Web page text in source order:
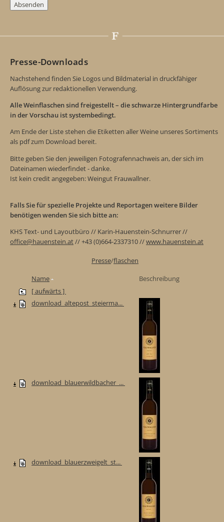
Presse-Downloads
Nachstehend finden Sie Logos und Bildmaterial in druckfähiger
Auflösung zur redaktionellen Verwendung.
Alle Weinflaschen sind freigestellt – die schwarze Hintergrundfarbe
in der Vorschau ist systembedingt.
Am Ende der Liste stehen die Etiketten aller Weine unseres Sortiments
als pdf zum Download bereit.
Bitte geben Sie den jeweiligen Fotografennachweis an, der sich im
Dateinamen wiederfindet - danke.
Ist kein credit angegeben: Weingut Frauwallner.
Falls Sie für spezielle Projekte und Reportagen weitere Bilder
benötigen wenden Sie sich bitte an:
KHS Text- und Layoutbüro // Karin-Hauenstein-Schnurrer //
office@hauenstein.at// +43 (0)664-2337310 //www.hauenstein.at
Presse/flaschen
Name
Beschreibung
[ aufwärts ]
download_altepost_steierma...
download_blauerwildbacher_...
download_blauerzweigelt_st...